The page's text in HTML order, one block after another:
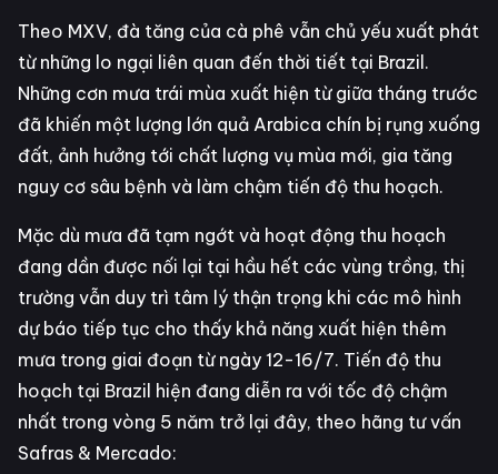
Theo MXV, đà tăng của cà phê vẫn chủ yếu xuất phát
từ những lo ngại liên quan đến thời tiết tại Brazil.
Những cơn mưa trái mùa xuất hiện từ giữa tháng trước
đã khiến một lượng lớn quả Arabica chín bị rụng xuống
đất, ảnh hưởng tới chất lượng vụ mùa mới, gia tăng
nguy cơ sâu bệnh và làm chậm tiến độ thu hoạch.
Mặc dù mưa đã tạm ngớt và hoạt động thu hoạch
đang dần được nối lại tại hầu hết các vùng trồng, thị
trường vẫn duy trì tâm lý thận trọng khi các mô hình
dự báo tiếp tục cho thấy khả năng xuất hiện thêm
mưa trong giai đoạn từ ngày 12-16/7. Tiến độ thu
hoạch tại Brazil hiện đang diễn ra với tốc độ chậm
nhất trong vòng 5 năm trở lại đây, theo hãng tư vấn
Safras & Mercado: